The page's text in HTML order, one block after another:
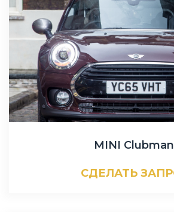
MINI Clubman
СДЕЛАТЬ